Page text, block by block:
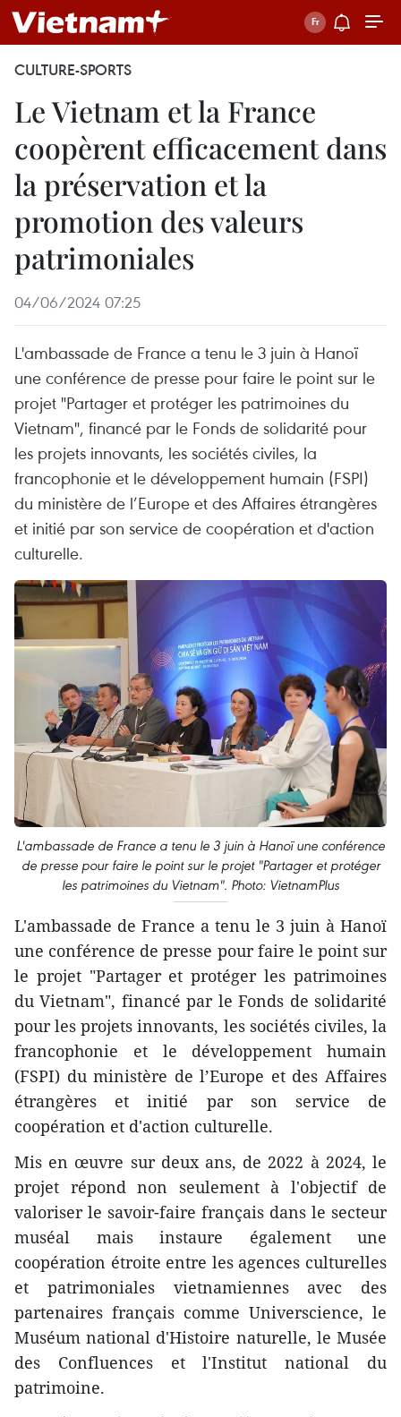
CULTURE-SPORTS
Le Vietnam et la France
coopèrent efficacement dans
la préservation et la
promotion des valeurs
patrimoniales
04/06/2024 07:25
L'ambassade de France a tenu le 3 juin à Hanoï
une conférence de presse pour faire le point sur le
projet "Partager et protéger les patrimoines du
Vietnam", financé par le Fonds de solidarité pour
les projets innovants, les sociétés civiles, la
francophonie et le développement humain (FSPI)
du ministère de l’Europe et des Affaires étrangères
et initié par son service de coopération et d'action
culturelle.
L'ambassade de France a tenu le 3 juin à Hanoï une conférence
de presse pour faire le point sur le projet "Partager et protéger
les patrimoines du Vietnam". Photo: VietnamPlus
L'ambassade de France a tenu le 3 juin à Hanoï
une conférence de presse pour faire le point sur
le projet "Partager et protéger les patrimoines
du Vietnam", financé par le Fonds de solidarité
pour les projets innovants, les sociétés civiles, la
francophonie et le développement humain
(FSPI) du ministère de l’Europe et des Affaires
étrangères et initié par son service de
coopération et d'action culturelle.
Mis en œuvre sur deux ans, de 2022 à 2024, le
projet répond non seulement à l'objectif de
valoriser le savoir-faire français dans le secteur
muséal mais instaure également une
coopération étroite entre les agences culturelles
et patrimoniales vietnamiennes avec des
partenaires français comme Universcience, le
Muséum national d'Histoire naturelle, le Musée
des Confluences et l'Institut national du
patrimoine.